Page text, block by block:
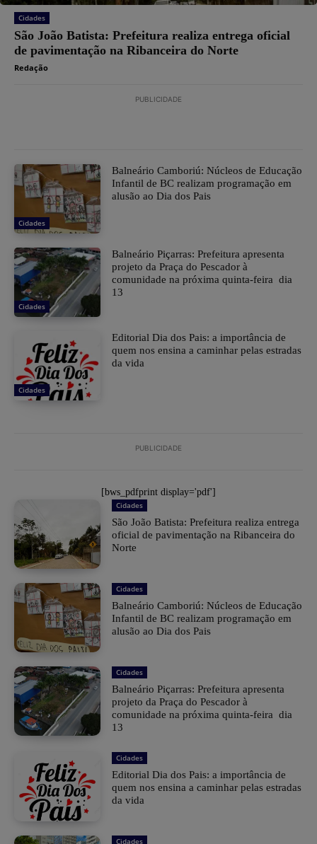
Cidades
São João Batista: Prefeitura realiza entrega oficial
de pavimentação na Ribanceira do Norte
Redação
PUBLICIDADE
Cidades
Balneário Camboriú: Núcleos de Educação
Infantil de BC realizam programação em
alusão ao Dia dos Pais
Cidades
Balneário Piçarras: Prefeitura apresenta
projeto da Praça do Pescador à
comunidade na próxima quinta-feira dia
13
Cidades
Editorial Dia dos Pais: a importância de
quem nos ensina a caminhar pelas estradas
da vida
PUBLICIDADE
[bws_pdfprint display='pdf']
Cidades
São João Batista: Prefeitura realiza entrega
oficial de pavimentação na Ribanceira do
Norte
Cidades
Balneário Camboriú: Núcleos de Educação
Infantil de BC realizam programação em
alusão ao Dia dos Pais
Cidades
Balneário Piçarras: Prefeitura apresenta
projeto da Praça do Pescador à
comunidade na próxima quinta-feira dia
13
Cidades
Editorial Dia dos Pais: a importância de
quem nos ensina a caminhar pelas estradas
da vida
Cidades